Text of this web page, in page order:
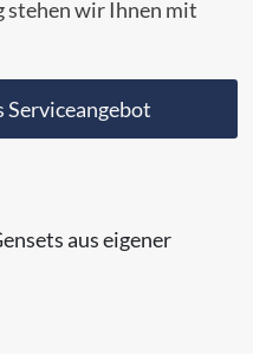
wir Ihnen mit
Serviceangebot